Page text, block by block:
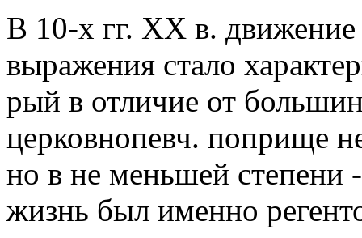
В 10-х гг. XX в.
выражения стало
рый в отличие от
церковнопевч. поприще
но в не меньшей
жизнь был именно